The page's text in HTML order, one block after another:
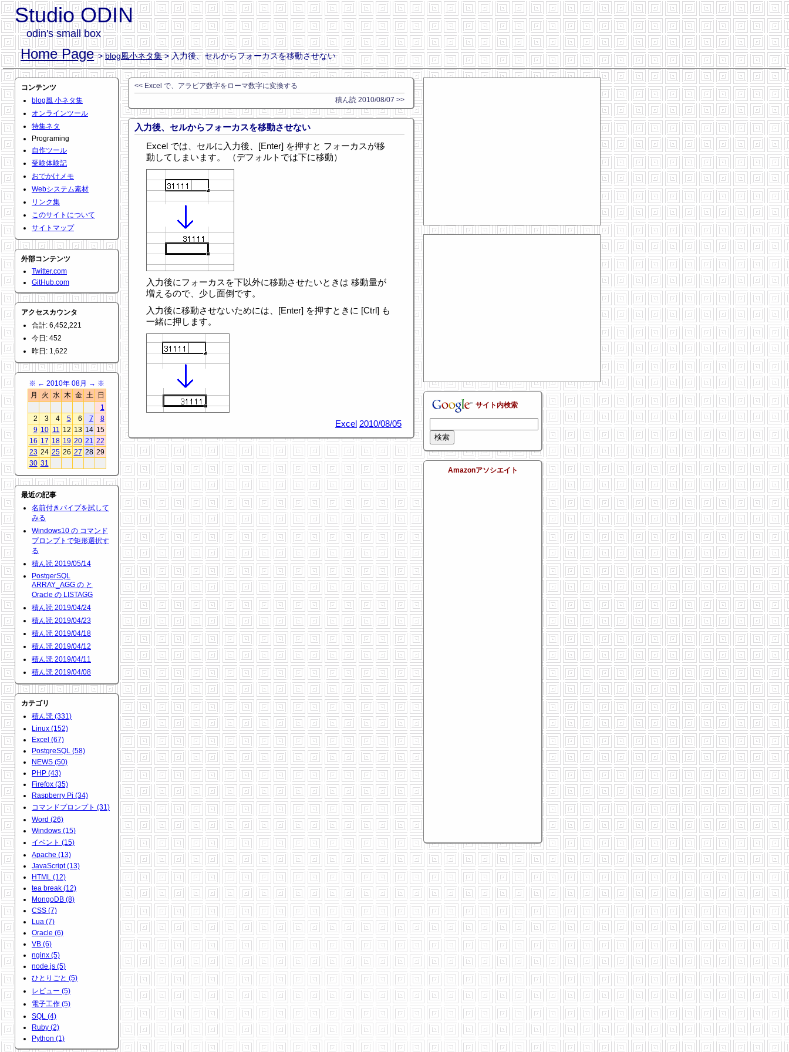
Studio ODIN
odin's small box
Home Page >blog風小ネタ集> 入力後、セルからフォーカスを移動させない
コンテンツ
blog風 小ネタ集
オンラインツール
特集ネタ
Programing
自作ツール
受験体験記
おでかけメモ
Webシステム素材
リンク集
このサイトについて
サイトマップ
外部コンテンツ
Twitter.com
GitHub.com
アクセスカウンタ
合計: 6,452,221
今日: 452
昨日: 1,622
※ ← 2010年 08月 → ※
月
火 水 木 金 土
日
1
2
3 4 5 6 7
8
9 10 11 12 13 14 15
16 17 18 19 20 21 22
23 24 25 26 27 28 29
30 31
最近の記事
名前付きパイプを試して
みる
Windows10 の コマンド
プロンプトで矩形選択す
る
積ん読 2019/05/14
PostgerSQL
ARRAY_AGG の と
Oracle の LISTAGG
積ん読 2019/04/24
積ん読 2019/04/23
積ん読 2019/04/18
積ん読 2019/04/12
積ん読 2019/04/11
積ん読 2019/04/08
カテゴリ
積ん読 (331)
Linux (152)
Excel (67)
PostgreSQL (58)
NEWS (50)
PHP (43)
Firefox (35)
Raspberry Pi (34)
コマンドプロンプト (31)
Word (26)
Windows (15)
イベント (15)
Apache (13)
JavaScript (13)
HTML (12)
tea break (12)
MongoDB (8)
CSS (7)
Lua (7)
Oracle (6)
VB (6)
nginx (5)
node.js (5)
ひとりごと (5)
レビュー (5)
電子工作 (5)
SQL (4)
Ruby (2)
Python (1)
<< Excel で、アラビア数字をローマ数字に変換する
積ん読 2010/08/07 >>
入力後、セルからフォーカスを移動させない
Excel では、セルに入力後、[Enter] を押すと フォーカスが移
動してしまいます。 （デフォルトでは下に移動）
入力後にフォーカスを下以外に移動させたいときは 移動量が
増えるので、少し面倒です。
入力後に移動させないためには、[Enter] を押すときに [Ctrl] も
一緒に押します。
Excel 2010/08/05
サイト内検索
Amazonアソシエイト